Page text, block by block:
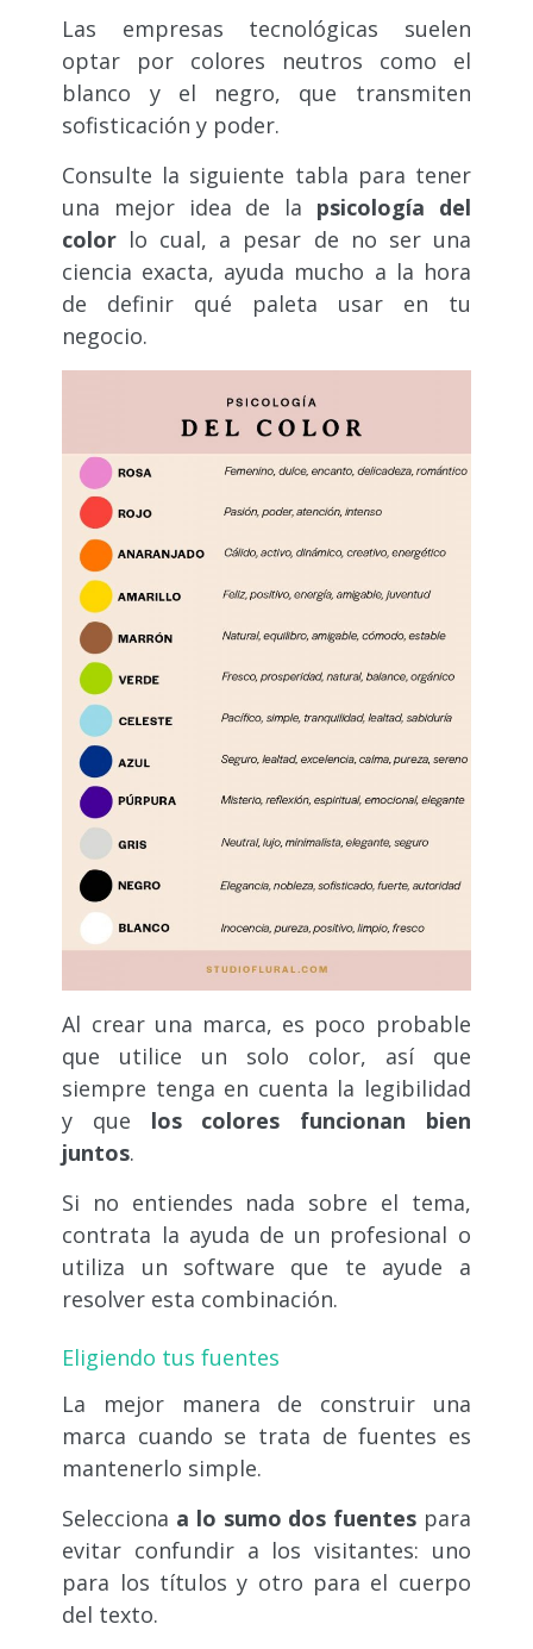
Las empresas tecnológicas suelen
optar por colores neutros como el
blanco y el negro, que transmiten
sofisticación y poder.
Consulte la siguiente tabla para tener
una mejor idea de la psicología del
color lo cual, a pesar de no ser una
ciencia exacta, ayuda mucho a la hora
de definir qué paleta usar en tu
negocio.
Al crear una marca, es poco probable
que utilice un solo color, así que
siempre tenga en cuenta la legibilidad
y que los colores funcionan bien
juntos.
Si no entiendes nada sobre el tema,
contrata la ayuda de un profesional o
utiliza un software que te ayude a
resolver esta combinación.
Eligiendo tus fuentes
La mejor manera de construir una
marca cuando se trata de fuentes es
mantenerlo simple.
Selecciona a lo sumo dos fuentespara
evitar confundir a los visitantes: uno
para los títulos y otro para el cuerpo
del texto.